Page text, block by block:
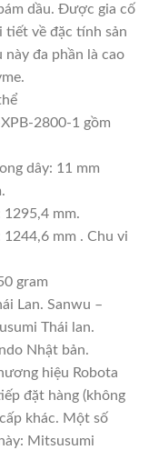
dầu. Được gia cố
tiết về đặc tính sản
này đa phần là cao
2800-1 gồm
dây: 11 mm
mm.
mm . Chu vi
gram
Lan. Sanwu –
Thái lan.
Nhật bản.
hiệu Robota
đặt hàng (không
khác. Một số
Mitsusumi